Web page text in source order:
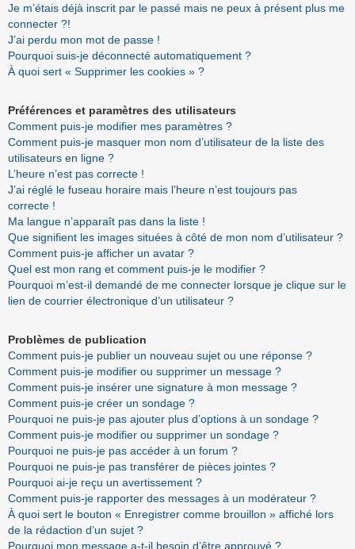
Je m’étais déjà inscrit par le passé mais ne peux à présent plus me
connecter ?!
J’ai perdu mon mot de passe !
Pourquoi suis-je déconnecté automatiquement ?
À quoi sert « Supprimer les cookies » ?
Préférences et paramètres des utilisateurs
Comment puis-je modifier mes paramètres ?
Comment puis-je masquer mon nom d’utilisateur de la liste des
utilisateurs en ligne ?
L’heure n’est pas correcte !
J’ai réglé le fuseau horaire mais l’heure n’est toujours pas
correcte !
Ma langue n’apparaît pas dans la liste !
Que signifient les images situées à côté de mon nom d’utilisateur ?
Comment puis-je afficher un avatar ?
Quel est mon rang et comment puis-je le modifier ?
Pourquoi m’est-il demandé de me connecter lorsque je clique sur le
lien de courrier électronique d’un utilisateur ?
Problèmes de publication
Comment puis-je publier un nouveau sujet ou une réponse ?
Comment puis-je modifier ou supprimer un message ?
Comment puis-je insérer une signature à mon message ?
Comment puis-je créer un sondage ?
Pourquoi ne puis-je pas ajouter plus d’options à un sondage ?
Comment puis-je modifier ou supprimer un sondage ?
Pourquoi ne puis-je pas accéder à un forum ?
Pourquoi ne puis-je pas transférer de pièces jointes ?
Pourquoi ai-je reçu un avertissement ?
Comment puis-je rapporter des messages à un modérateur ?
À quoi sert le bouton « Enregistrer comme brouillon » affiché lors
de la rédaction d’un sujet ?
Pourquoi mon message a-t-il besoin d’être approuvé ?